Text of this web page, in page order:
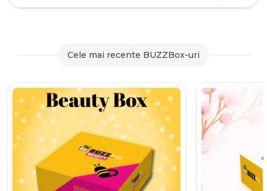
a
290,00 lei.
curent
79,90 lei.
Cele mai recente BUZZBox-uri